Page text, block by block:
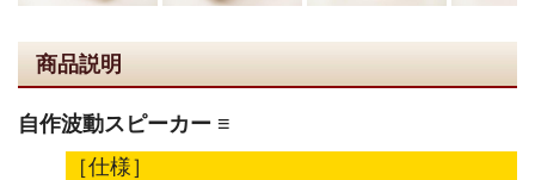
商品説明
自作波動スピーカー ≡
［仕様］